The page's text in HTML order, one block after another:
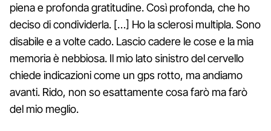
piena e profonda gratitudine. Così profonda, che ho
deciso di condividerla. […] Ho la sclerosi multipla. Sono
disabile e a volte cado. Lascio cadere le cose e la mia
memoria è nebbiosa. Il mio lato sinistro del cervello
chiede indicazioni come un gps rotto, ma andiamo
avanti. Rido, non so esattamente cosa farò ma farò
del mio meglio.